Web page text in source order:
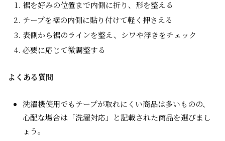
裾を好みの位置まで内側に折り、形を整える
テープを裾の内側に貼り付けて軽く押さえる
表側から裾のラインを整え、シワや浮きをチェック
必要に応じて微調整する
よくある質問
洗濯機使用でもテープが取れにくい商品は多いものの、
心配な場合は「洗濯対応」と記載された商品を選びまし
ょう。